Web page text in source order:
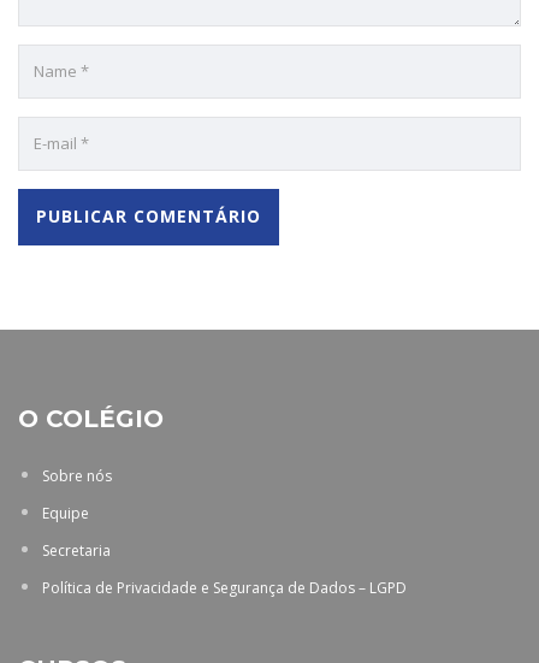
O COLÉGIO
Sobre nós
Equipe
Secretaria
Política de Privacidade e Segurança de Dados – LGPD